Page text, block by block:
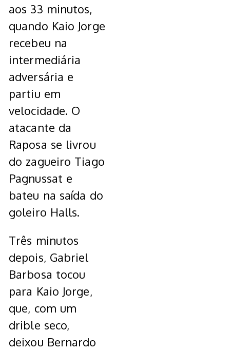
aos 33 minutos,
quando Kaio Jorge
recebeu na
intermediária
adversária e
partiu em
velocidade. O
atacante da
Raposa se livrou
do zagueiro Tiago
Pagnussat e
bateu na saída do
goleiro Halls.
Três minutos
depois, Gabriel
Barbosa tocou
para Kaio Jorge,
que, com um
drible seco,
deixou Bernardo